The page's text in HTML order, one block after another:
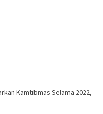
Kamtibmas Selama 2022,